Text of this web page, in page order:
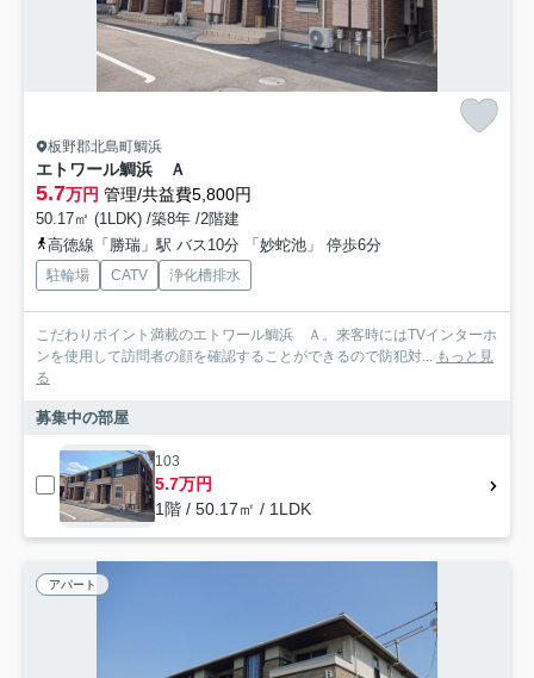
板野郡北島町鯛浜
エトワール鯛浜 Ａ
5.7万円 管理/共益費5,800円
50.17㎡ (1LDK) /築8年 /2階建
高徳線「勝瑞」駅 バス10分 「妙蛇池」 停歩6分
駐輪場 CATV 浄化槽排水
こだわりポイント満載のエトワール鯛浜 Ａ。来客時にはTVインターホ
ンを使用して訪問者の顔を確認することができるので防犯対...
もっと見
る
募集中の部屋
103
5.7万円
1階 / 50.17㎡ / 1LDK
アパート